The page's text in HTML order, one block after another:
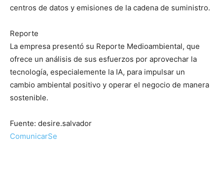
centros de datos y emisiones de la cadena de suministro.
Reporte
La empresa presentó su Reporte Medioambiental, que
ofrece un análisis de sus esfuerzos por aprovechar la
tecnología, especialemente la IA, para impulsar un
cambio ambiental positivo y operar el negocio de manera
sostenible.
Fuente: desire.salvador
ComunicarSe